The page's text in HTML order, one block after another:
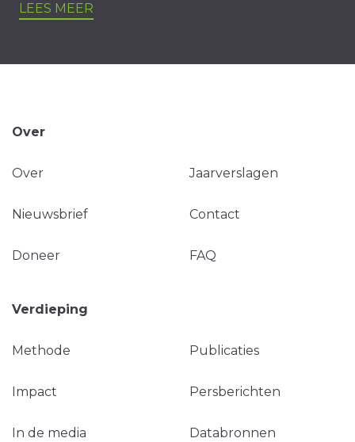
LEES MEER
Over
Over Jaarverslagen
Nieuwsbrief Contact
Doneer FAQ
Verdieping
Methode Publicaties
Impact Persberichten
In de media Databronnen